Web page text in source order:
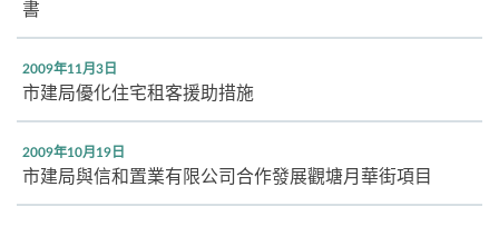
書
2009年11月3日
市建局優化住宅租客援助措施
2009年10月19日
市建局與信和置業有限公司合作發展觀塘月華街項目